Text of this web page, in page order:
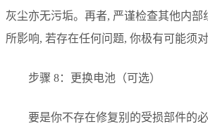
灰尘亦无污垢。再者, 严谨检查其他内部
所影响, 若存在任何问题, 你极有可能须
步骤 8：更换电池（可选）
要是你不存在修复别的受损部件的